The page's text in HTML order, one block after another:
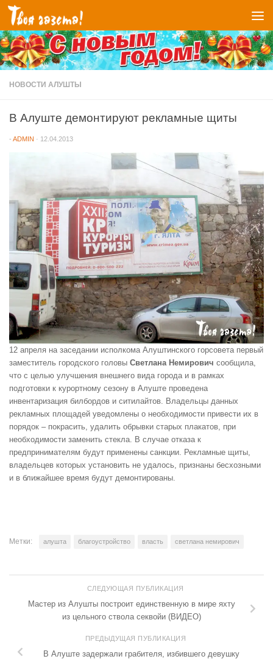
Перейти к содержимому
НОВОСТИ АЛУШТЫ
В Алуште демонтируют рекламные щиты
- ADMIN · 12.04.2013
12 апреля на заседании исполкома Алуштинского горсовета первый
заместитель городского головы Светлана Немирович сообщила,
что с целью улучшения внешнего вида города и в рамках
подготовки к курортному сезону в Алуште проведена
инвентаризация билбордов и ситилайтов. Владельцы данных
рекламных площадей уведомлены о необходимости привести их в
порядок – покрасить, удалить обрывки старых плакатов, при
необходимости заменить стекла. В случае отказа к
предпринимателям будут применены санкции. Рекламные щиты,
владельцев которых установить не удалось, признаны бесхозными
и в ближайшее время будут демонтированы.
Метки: алушта благоустройство власть светлана немирович
СЛЕДУЮЩАЯ ПУБЛИКАЦИЯ
Мастер из Алушты построит единственную в мире яхту
из цельного ствола секвойи (ВИДЕО)
ПРЕДЫДУЩАЯ ПУБЛИКАЦИЯ
В Алуште задержали грабителя, избившего девушку